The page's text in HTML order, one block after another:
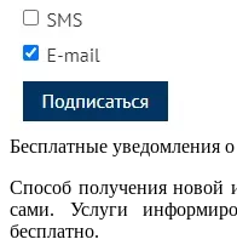
Бесплатные уведомления
Способ получения новой
сами. Услуги
бесплатно.